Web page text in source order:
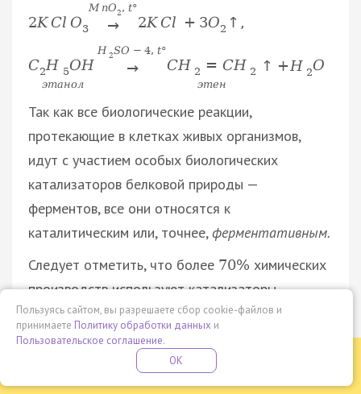
2K Cl O3
M nO2 , t°
→ 2K Cl + 3O2 ↑ ,
C2H 5OH
этанол
H 2SO − 4, t°
→ CH 2 = CH 2
этен
↑ +H 2O
Так как все биологические реакции,
протекающие в клетках живых организмов,
идут с участием особых биологических
катализаторов белковой природы —
ферментов, все они относятся к
каталитическим или, точнее,ферментативным.
Следует отметить, что более 70% химических
производств используют катализаторы.
Классификация химических реакций по
направлению
Необратимые реакции.
Бесплатная летняя школа
ПРОВЕДИ ЭТО ЛЕТО С ПОЛЬЗОЙ
Пользуясь сайтом, вы разрешаете сбор cookie-файлов и
принимаете Политику обработки данных и
Пользовательское соглашение.
OK